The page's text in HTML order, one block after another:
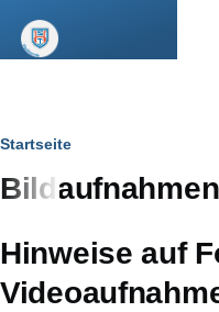
Pfadnavigation
Startseite
Hinweise auf